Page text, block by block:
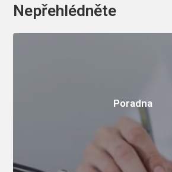
Nepřehlédněte
Poradna